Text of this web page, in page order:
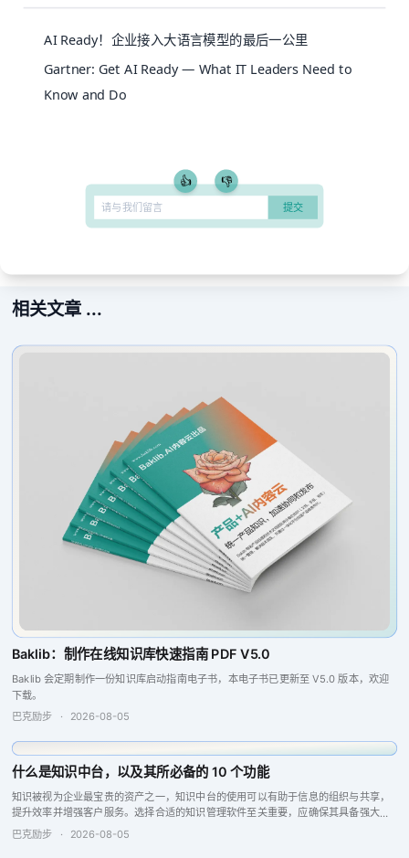
AI Ready！企业接入大语言模型的最后一公里
Gartner: Get AI Ready — What IT Leaders Need to
Know and Do
👍 👎
相关文章 ...
Baklib：制作在线知识库快速指南 PDF V5.0
Baklib 会定期制作一份知识库启动指南电子书，本电子书已更新至 V5.0 版本，欢迎
下载。
巴克励步
· 2026-08-05